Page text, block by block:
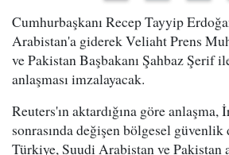
Cumhurbaşkanı Recep Tayyip
Arabistan'a giderek Veliaht Prens
ve Pakistan Başbakanı Şahbaz Şerif
anlaşması imzalayacak.
Reuters'ın aktardığına göre anlaşma,
sonrasında değişen bölgesel güvenlik
Türkiye, Suudi Arabistan ve Pakistan